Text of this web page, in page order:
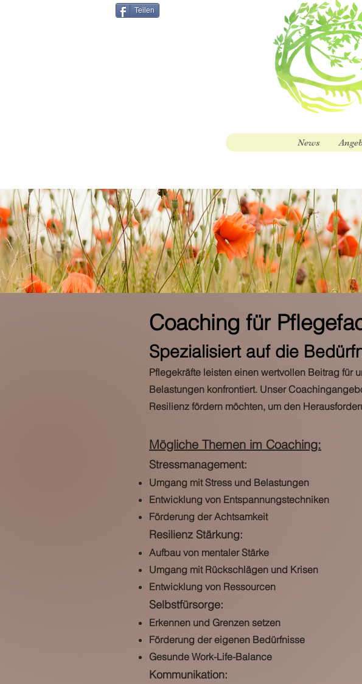
Teilen
News
Coaching für
Spezialisiert auf die
Pflegekräfte leisten einen wertvollen Beitrag für
Belastungen konfrontiert. Unser
Resilienz fördern möchten, um den
Mögliche Themen im Coaching:
Stressmanagement:
Umgang mit Stress und Belastungen
Entwicklung von Entspannungstechniken
Förderung der Achtsamkeit
Resilienz Stärkung:
Aufbau von mentaler Stärke
Umgang mit Rückschlägen und Krisen
Entwicklung von Ressourcen
Selbstfürsorge:
Erkennen und Grenzen setzen
Förderung der eigenen Bedürfnisse
Gesunde Work-Life-Balance
Kommunikation: